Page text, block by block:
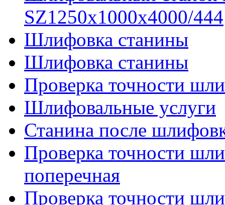
SZ1250x1000x4000/444
Шлифовка станины
Шлифовка станины
Проверка точности
Шлифовальные услуги
Станина после
Проверка точности
поперечная
Проверка точности